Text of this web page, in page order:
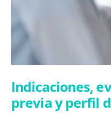
Indicaciones,
previa y perfil